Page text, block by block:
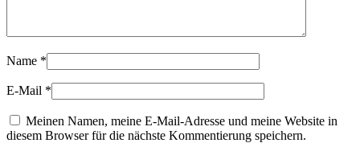
Name *
E-Mail *
Meinen Namen, meine E-Mail-Adresse und meine Website in
diesem Browser für die nächste Kommentierung speichern.